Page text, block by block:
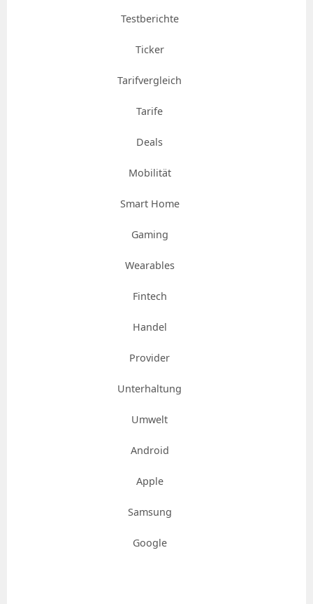
Testberichte
Ticker
Tarifvergleich
Tarife
Deals
Mobilität
Smart Home
Gaming
Wearables
Fintech
Handel
Provider
Unterhaltung
Umwelt
Android
Apple
Samsung
Google